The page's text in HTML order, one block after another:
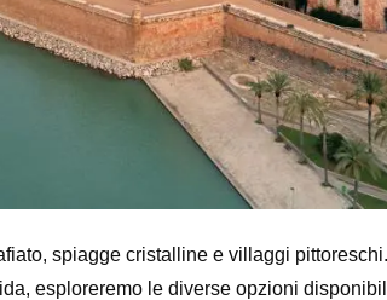
spiagge cristalline e villaggi
esploreremo le diverse opzioni